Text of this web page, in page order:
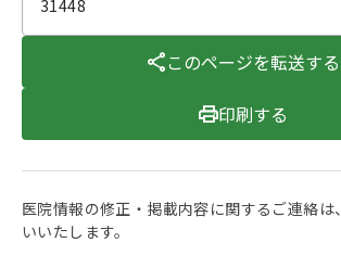
31448
このページを転送する
印刷する
医院情報の修正・掲載内容に関するご連絡は、
いいたします。